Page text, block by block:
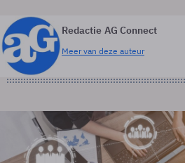
Redactie AG Connect
Meer van deze auteur